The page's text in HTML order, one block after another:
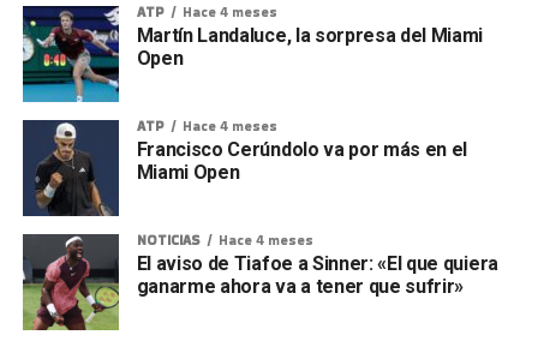
ATP Hace 4 meses
Martín Landaluce, la sorpresa del Miami
Open
ATP Hace 4 meses
Francisco Cerúndolo va por más en el
Miami Open
NOTICIAS Hace 4 meses
El aviso de Tiafoe a Sinner: «El que quiera
ganarme ahora va a tener que sufrir»